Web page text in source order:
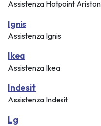
Assistenza Hotpoint Ariston
Ignis
Assistenza Ignis
Ikea
Assistenza Ikea
Indesit
Assistenza Indesit
Lg